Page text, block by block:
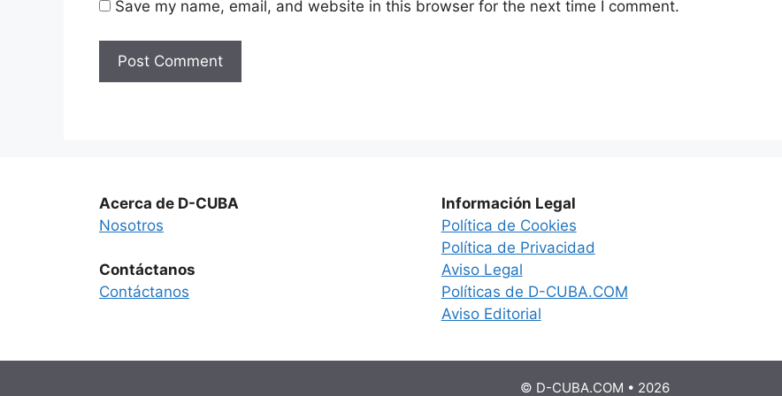
Save my name, email, and website in this browser for the next time I comment.
Acerca de D-CUBA
Nosotros
Contáctanos
Contáctanos
Información Legal
Política de Cookies
Política de Privacidad
Aviso Legal
Políticas de D-CUBA.COM
Aviso Editorial
© D-CUBA.COM • 2026